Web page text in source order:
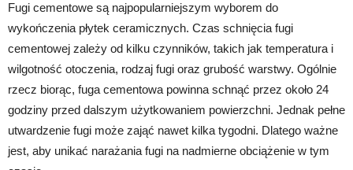
Fugi cementowe są najpopularniejszym wyborem do
wykończenia płytek ceramicznych. Czas schnięcia fugi
cementowej zależy od kilku czynników, takich jak temperatura i
wilgotność otoczenia, rodzaj fugi oraz grubość warstwy. Ogólnie
rzecz biorąc, fuga cementowa powinna schnąć przez około 24
godziny przed dalszym użytkowaniem powierzchni. Jednak pełne
utwardzenie fugi może zająć nawet kilka tygodni. Dlatego ważne
jest, aby unikać narażania fugi na nadmierne obciążenie w tym